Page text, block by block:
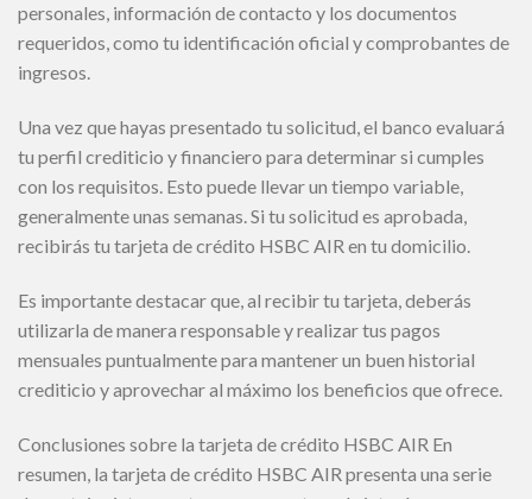
personales, información de contacto y los documentos
requeridos, como tu identificación oficial y comprobantes de
ingresos.
Una vez que hayas presentado tu solicitud, el banco evaluará
tu perfil crediticio y financiero para determinar si cumples
con los requisitos. Esto puede llevar un tiempo variable,
generalmente unas semanas. Si tu solicitud es aprobada,
recibirás tu tarjeta de crédito HSBC AIR en tu domicilio.
Es importante destacar que, al recibir tu tarjeta, deberás
utilizarla de manera responsable y realizar tus pagos
mensuales puntualmente para mantener un buen historial
crediticio y aprovechar al máximo los beneficios que ofrece.
Conclusiones sobre la tarjeta de crédito HSBC AIR En
resumen, la tarjeta de crédito HSBC AIR presenta una serie